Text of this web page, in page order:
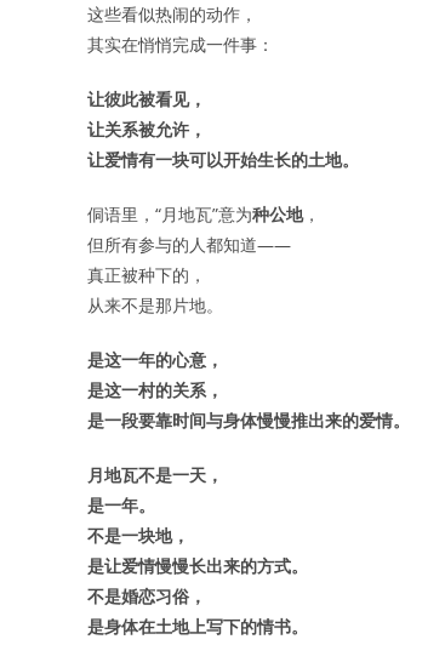
这些看似热闹的动作，
其实在悄悄完成一件事：
让彼此被看见，
让关系被允许，
让爱情有一块可以开始生长的土地。
侗语里，“月地瓦”意为种公地，
但所有参与的人都知道——
真正被种下的，
从来不是那片地。
是这一年的心意，
是这一村的关系，
是一段要靠时间与身体慢慢推出来的爱情。
月地瓦不是一天，
是一年。
不是一块地，
是让爱情慢慢长出来的方式。
不是婚恋习俗，
是身体在土地上写下的情书。